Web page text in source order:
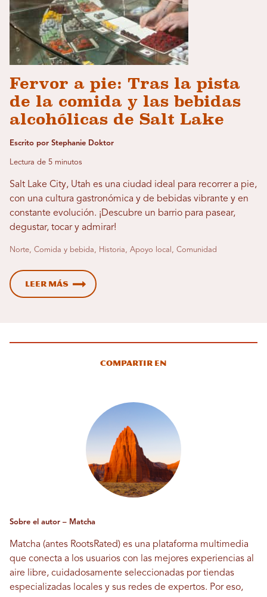
Fervor a pie: Tras la pista
de la comida y las bebidas
alcohólicas de Salt Lake
Escrito por Stephanie Doktor
Lectura de 5 minutos
Salt Lake City, Utah es una ciudad ideal para recorrer a pie,
con una cultura gastronómica y de bebidas vibrante y en
constante evolución. ¡Descubre un barrio para pasear,
degustar, tocar y admirar!
Norte, Comida y bebida, Historia, Apoyo local, Comunidad
Leer más
Compartir en
Sobre el autor – Matcha
Matcha (antes RootsRated) es una plataforma multimedia
que conecta a los usuarios con las mejores experiencias al
aire libre, cuidadosamente seleccionadas por tiendas
especializadas locales y sus redes de expertos. Por eso,